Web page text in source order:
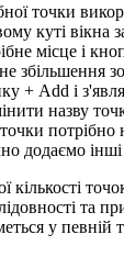
точки
куті вікна
місце і
збільшення
+ Add і
назву
додаємо інші
кількості
та
у певній